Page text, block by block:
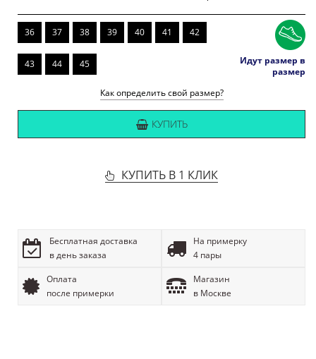
36 37 38 39 40 41 42
43 44 45
Идут размер в
размер
Как определить свой размер?
КУПИТЬ
КУПИТЬ В 1 КЛИК
Бесплатная доставка
в день заказа
На примерку
4 пары
Оплата
после примерки
Магазин
в Москве